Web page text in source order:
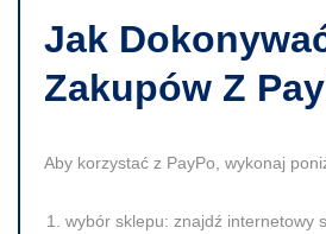
Jak
Zakupów Z
Aby korzystać z PayPo, wykonaj
wybór sklepu: znajdź internetowy